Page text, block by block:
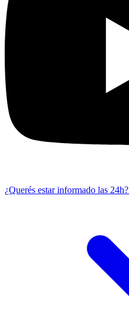
¿Querés estar informado las 24h?